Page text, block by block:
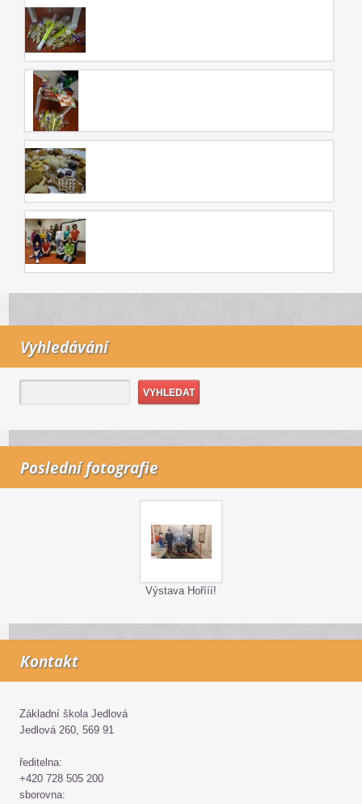
Vyhledávání
Poslední fotografie
Výstava Hořííí!
Kontakt
Základní škola Jedlová
Jedlová 260, 569 91
ředitelna:
+420 728 505 200
sborovna: